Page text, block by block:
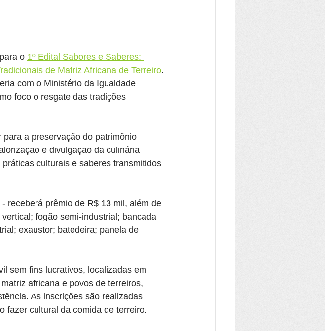
o 1º Edital Sabores e Saberes:
de Matriz Africana de Terreiro.
com o Ministério da Igualdade
foco o resgate das tradições
a preservação do patrimônio
e divulgação da culinária
culturais e saberes transmitidos
receberá prêmio de R$ 13 mil, além de
fogão semi-industrial; bancada
exaustor; batedeira; panela de
sem fins lucrativos, localizadas em
africana e povos de terreiros,
As inscrições são realizadas
fazer cultural da comida de terreiro.